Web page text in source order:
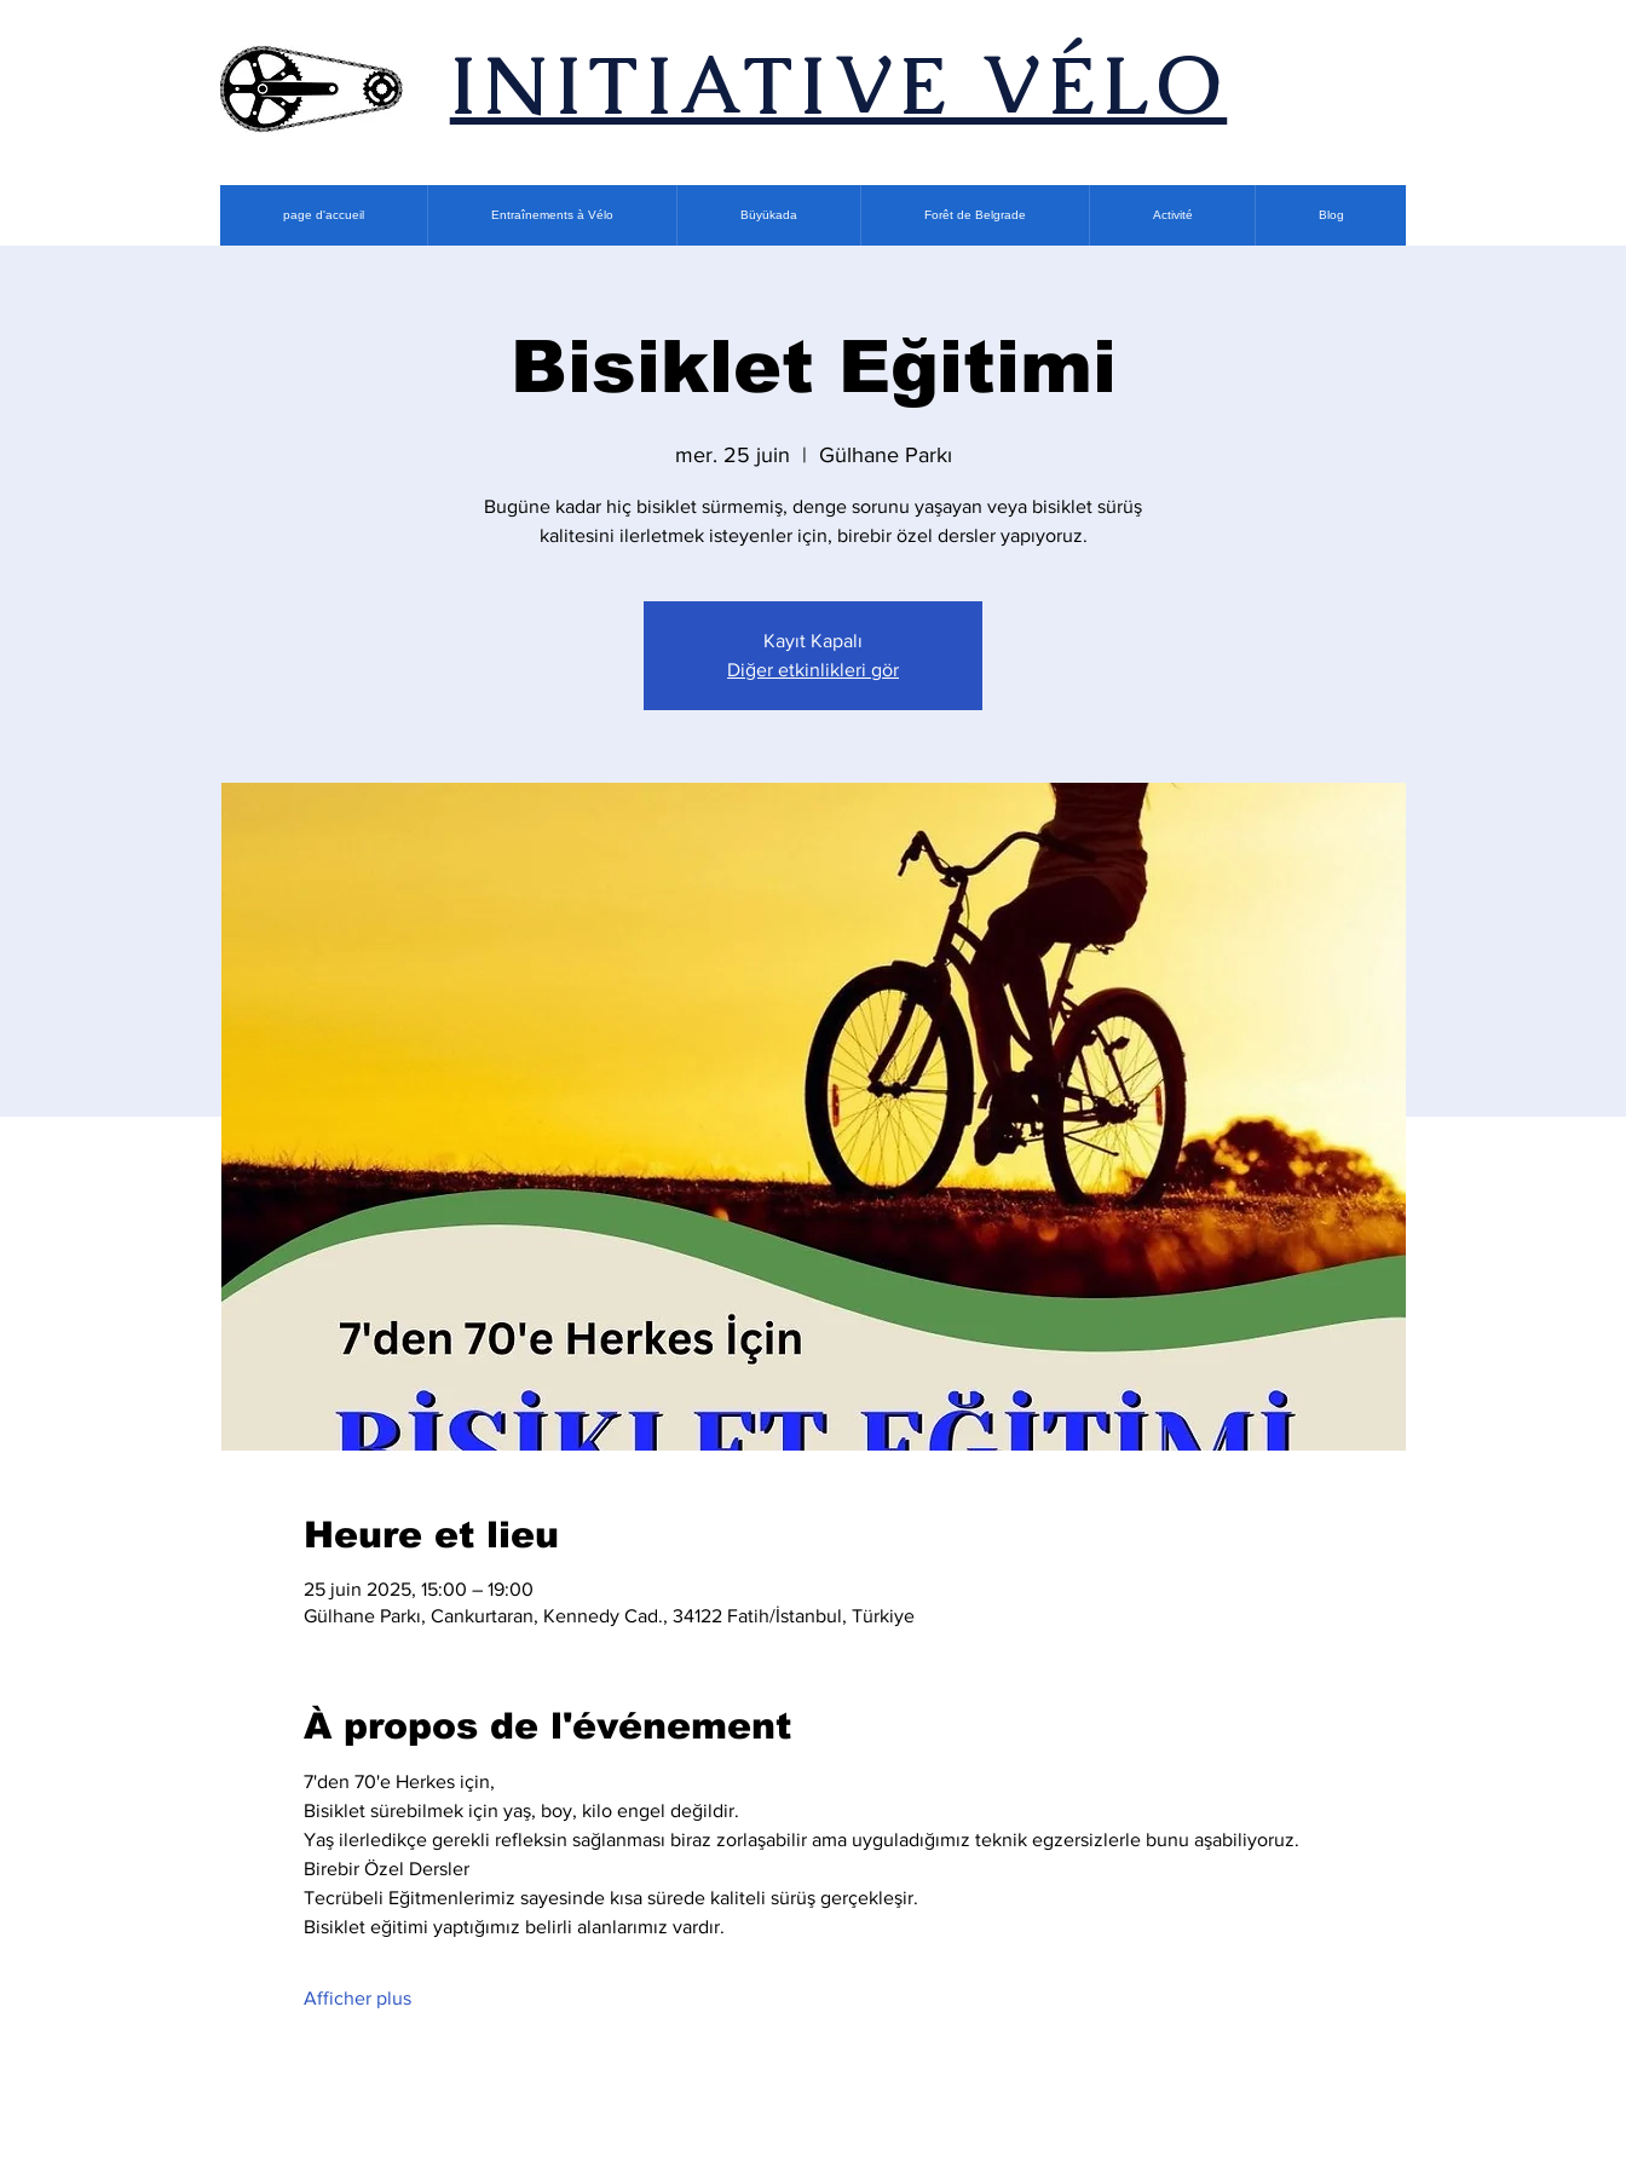
​INITIATIVE VÉLO
page d'accueil Entraînements à Vélo Büyükada Forêt de Belgrade Activité Blog
Bisiklet Eğitimi
mer. 25 juin
  |
Gülhane Parkı
Bugüne kadar hiç bisiklet sürmemiş, denge sorunu yaşayan veya bisiklet sürüş
kalitesini ilerletmek isteyenler için, birebir özel dersler yapıyoruz.
Kayıt Kapalı
Diğer etkinlikleri gör
Heure et lieu
25 juin 2025, 15:00 – 19:00
Gülhane Parkı, Cankurtaran, Kennedy Cad., 34122 Fatih/İstanbul, Türkiye
À propos de l'événement
7'den 70'e Herkes için,
Bisiklet sürebilmek için yaş, boy, kilo engel değildir.
Yaş ilerledikçe gerekli refleksin sağlanması biraz zorlaşabilir ama uyguladığımız teknik egzersizlerle bunu aşabiliyoruz.
Birebir Özel Dersler
Tecrübeli Eğitmenlerimiz sayesinde kısa sürede kaliteli sürüş gerçekleşir.
Bisiklet eğitimi yaptığımız belirli alanlarımız vardır.
Afficher plus